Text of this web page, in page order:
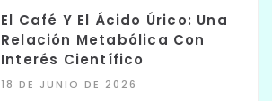
El Café Y El Ácido Úrico: Una
Relación Metabólica Con
Interés Científico
18 DE JUNIO DE 2026